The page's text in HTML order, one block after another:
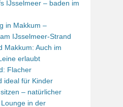
IJsselmeer – baden im
in Makkum –
IJsselmeer-Strand
Makkum: Auch im
erlaubt
Flacher
ideal für Kinder
– natürlicher
in der